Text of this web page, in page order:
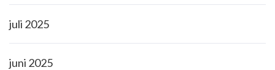
juli 2025
juni 2025